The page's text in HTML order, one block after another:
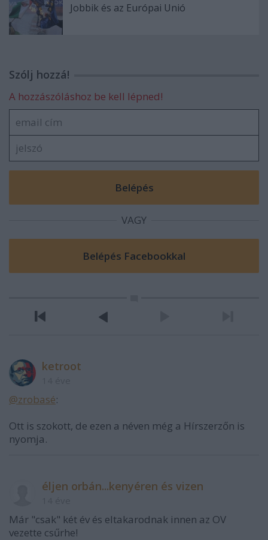
Jobbik és az Európai Unió
Szólj hozzá!
A hozzászóláshoz be kell lépned!
VAGY
ketroot
@zrobasé:
Ott is szokott, de ezen a néven még a Hírszerzőn is
nyomja.
éljen orbán...kenyéren és vizen
Már "csak" két év és eltakarodnak innen az OV
vezette csűrhe!